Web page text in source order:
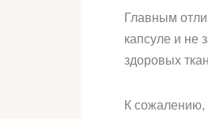
Главным
капсуле и не
здоровых
К сожалению,